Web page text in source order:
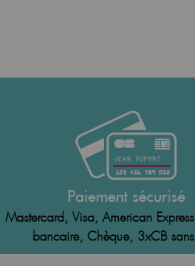
Paiement sécurisé
Mastercard, Visa, American
bancaire, Chèque, 3xCB